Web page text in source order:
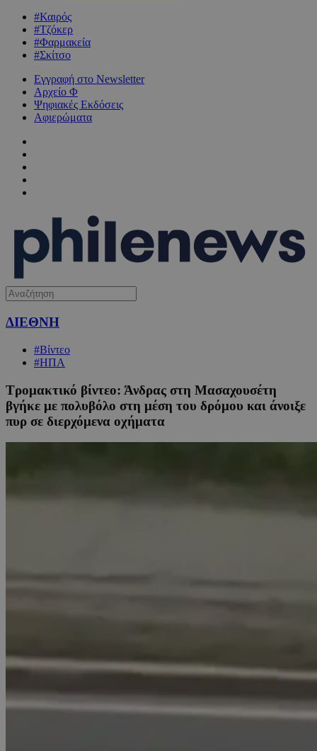
#Καιρός
#Τζόκερ
#Φαρμακεία
#Σκίτσο
Εγγραφή στο Newsletter
Αρχείο Φ
Ψηφιακές Εκδόσεις
Αφιερώματα
ΔΙΕΘΝΗ
#Βίντεο
#ΗΠΑ
Τρομακτικό βίντεο: Άνδρας στη Μασαχουσέτη
βγήκε με πολυβόλο στη μέση του δρόμου και άνοιξε
πυρ σε διερχόμενα οχήματα